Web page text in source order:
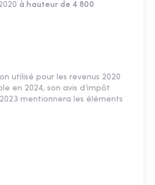
à hauteur de 4 800
utilisé pour les revenus 2020
en 2024, son avis d’impôt
mentionnera les éléments